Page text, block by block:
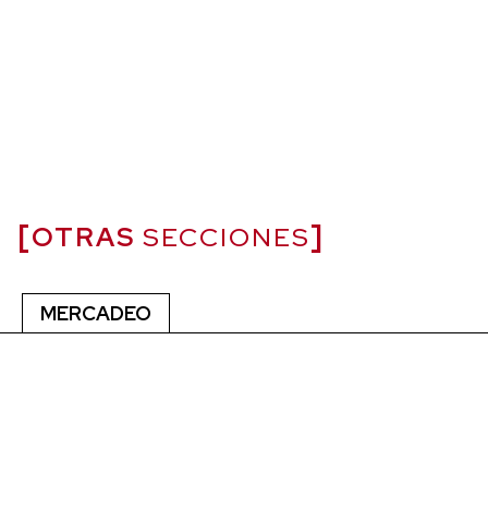
OTRAS SECCIONES
MERCADEO